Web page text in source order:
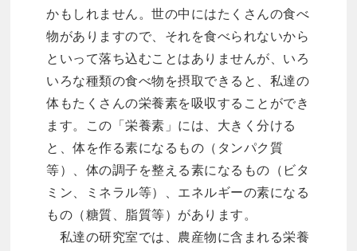
かもしれません。世の中にはたくさんの食べ
物がありますので、それを食べられないから
といって落ち込むことはありませんが、いろ
いろな種類の食べ物を摂取できると、私達の
体もたくさんの栄養素を吸収することができ
ます。この「栄養素」には、大きく分ける
と、体を作る素になるもの（タンパク質
等）、体の調子を整える素になるもの（ビタ
ミン、ミネラル等）、エネルギーの素になる
もの（糖質、脂質等）があります。
私達の研究室では、農産物に含まれる栄養